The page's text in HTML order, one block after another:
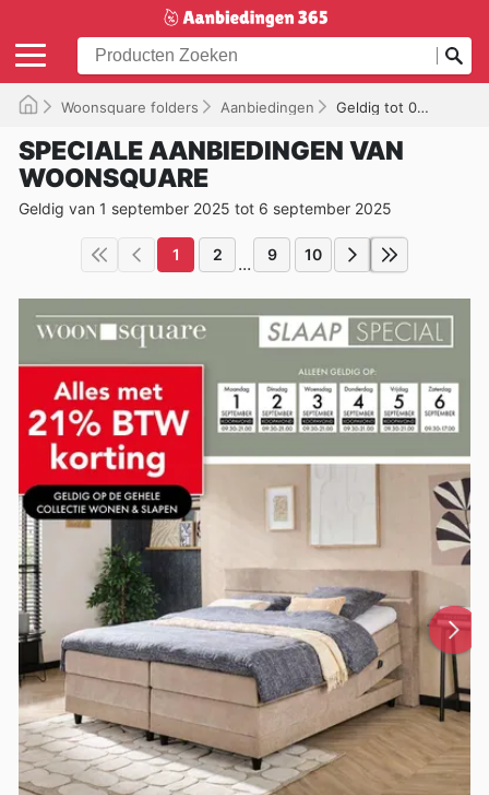
Woonsquare folders Aanbiedingen Geldig tot 06-09-2025
SPECIALE AANBIEDINGEN VAN
WOONSQUARE
Geldig van 1 september 2025 tot 6 september 2025
1 2 ... 9 10